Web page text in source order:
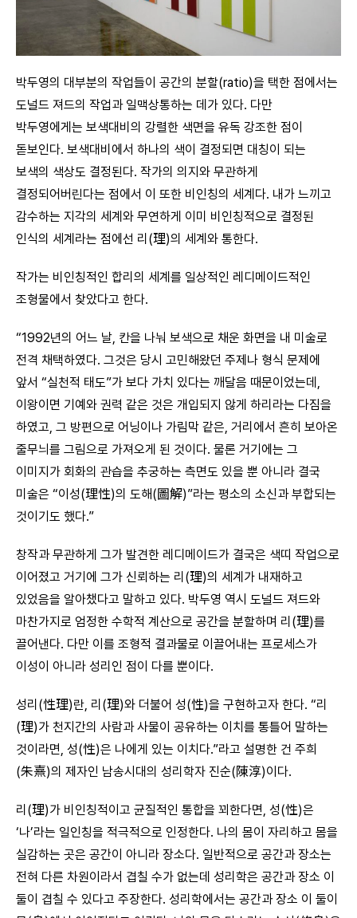
박두영의 대부분의 작업들이 공간의 분할(ratio)을 택한 점에서는
도널드 져드의 작업과 일맥상통하는 데가 있다. 다만
박두영에게는 보색대비의 강렬한 색면을 유독 강조한 점이
돋보인다. 보색대비에서 하나의 색이 결정되면 대칭이 되는
보색의 색상도 결정된다. 작가의 의지와 무관하게
결정되어버린다는 점에서 이 또한 비인칭의 세계다. 내가 느끼고
감수하는 지각의 세계와 무연하게 이미 비인칭적으로 결정된
인식의 세계라는 점에선 리(理)의 세계와 통한다.
작가는 비인칭적인 합리의 세계를 일상적인 레디메이드적인
조형물에서 찾았다고 한다.
“1992년의 어느 날, 칸을 나눠 보색으로 채운 화면을 내 미술로
전격 채택하였다. 그것은 당시 고민해왔던 주제나 형식 문제에
앞서 “실천적 태도”가 보다 가치 있다는 깨달음 때문이었는데,
이왕이면 기예와 권력 같은 것은 개입되지 않게 하리라는 다짐을
하였고, 그 방편으로 어닝이나 가림막 같은, 거리에서 흔히 보아온
줄무늬를 그림으로 가져오게 된 것이다. 물론 거기에는 그
이미지가 회화의 관습을 추궁하는 측면도 있을 뿐 아니라 결국
미술은 “이성(理性)의 도해(圖解)”라는 평소의 소신과 부합되는
것이기도 했다.”
창작과 무관하게 그가 발견한 레디메이드가 결국은 색띠 작업으로
이어졌고 거기에 그가 신뢰하는 리(理)의 세계가 내재하고
있었음을 알아챘다고 말하고 있다. 박두영 역시 도널드 져드와
마찬가지로 엄정한 수학적 계산으로 공간을 분할하며 리(理)를
끌어낸다. 다만 이를 조형적 결과물로 이끌어내는 프로세스가
이성이 아니라 성리인 점이 다를 뿐이다.
성리(性理)란, 리(理)와 더불어 성(性)을 구현하고자 한다. “리
(理)가 천지간의 사람과 사물이 공유하는 이치를 통틀어 말하는
것이라면, 성(性)은 나에게 있는 이치다.”라고 설명한 건 주희
(朱熹)의 제자인 남송시대의 성리학자 진순(陳淳)이다.
리(理)가 비인칭적이고 균질적인 통합을 꾀한다면, 성(性)은
‘나’라는 일인칭을 적극적으로 인정한다. 나의 몸이 자리하고 몸을
실감하는 곳은 공간이 아니라 장소다. 일반적으로 공간과 장소는
전혀 다른 차원이라서 겹칠 수가 없는데 성리학은 공간과 장소 이
둘이 겹칠 수 있다고 주장한다. 성리학에서는 공간과 장소 이 둘이